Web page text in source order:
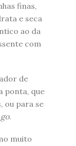
finas,
e seca
ao da
com
de
ponta, que
ou para se
.
muito